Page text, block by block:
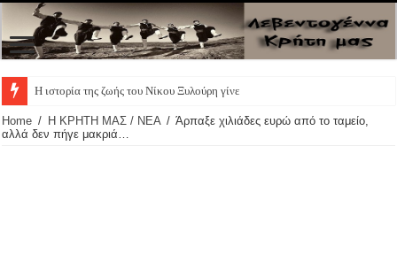
Η ιστορία της ζωής του Νίκου Ξυλούρη γίνεται θεατρικ
Home / Η ΚΡΗΤΗ ΜΑΣ / ΝΕΑ / Άρπαξε χιλιάδες ευρώ από το ταμείο,
αλλά δεν πήγε μακριά…